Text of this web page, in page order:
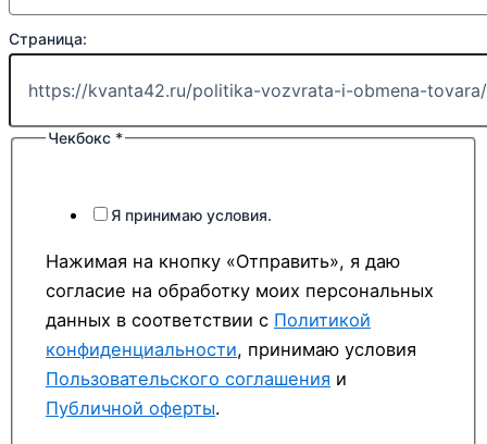
Страница:
Чекбокс *
Я принимаю условия.
Нажимая на кнопку «Отправить», я даю
согласие на обработку моих персональных
данных в соответствии с Политикой
конфиденциальности, принимаю условия
Пользовательского соглашения и
Публичной оферты.